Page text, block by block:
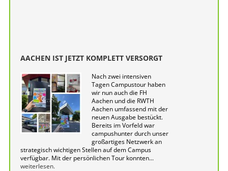
AACHEN IST JETZT KOMPLETT VERSORGT
Nach zwei intensiven
Tagen Campustour haben
wir nun auch die FH
Aachen und die RWTH
Aachen umfassend mit der
neuen Ausgabe bestückt.
Bereits im Vorfeld war
campushunter durch unser
großartiges Netzwerk an
strategisch wichtigen Stellen auf dem Campus
verfügbar. Mit der persönlichen Tour konnten...
weiterlesen.